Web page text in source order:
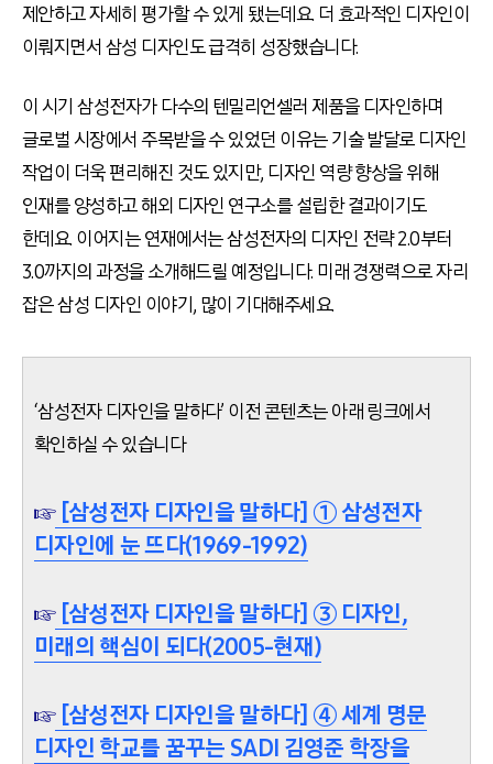
제안하고 자세히 평가할 수 있게 됐는데요. 더 효과적인 디자인이
이뤄지면서 삼성 디자인도 급격히 성장했습니다.
이 시기 삼성전자가 다수의 텐밀리언셀러 제품을 디자인하며
글로벌 시장에서 주목받을 수 있었던 이유는 기술 발달로 디자인
작업이 더욱 편리해진 것도 있지만, 디자인 역량 향상을 위해
인재를 양성하고 해외 디자인 연구소를 설립한 결과이기도
한데요. 이어지는 연재에서는 삼성전자의 디자인 전략 2.0부터
3.0까지의 과정을 소개해드릴 예정입니다. 미래 경쟁력으로 자리
잡은 삼성 디자인 이야기, 많이 기대해주세요.
‘삼성전자 디자인을 말하다’ 이전 콘텐츠는 아래 링크에서
확인하실 수 있습니다
☞[삼성전자 디자인을 말하다] ① 삼성전자
디자인에 눈 뜨다(1969-1992)
☞[삼성전자 디자인을 말하다] ③ 디자인,
미래의 핵심이 되다(2005-현재)
☞[삼성전자 디자인을 말하다] ④ 세계 명문
디자인 학교를 꿈꾸는 SADI 김영준 학장을